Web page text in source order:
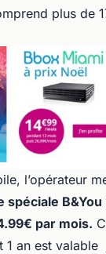
plus de
l’opérateur
spéciale B&You
par mois.
1 an est valable